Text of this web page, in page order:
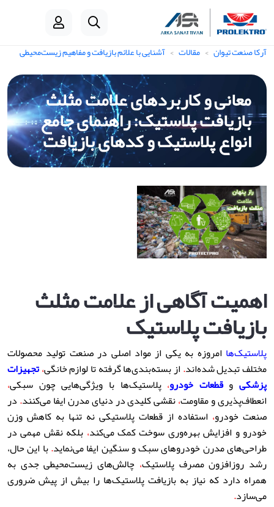
آرکا صنعت تیوان مقالات آشنایی با علائم بازیافت و مفاهیم زیست‌محیطی
معانی و کاربردهای علامت مثلث
بازیافت پلاستیک: راهنمای جامع
انواع پلاستیک و کدهای بازیافت
اهمیت آگاهی از علامت مثلث
بازیافت پلاستیک
پلاستیک‌ها امروزه به یکی از مواد اصلی در صنعت تولید محصولات
مختلف تبدیل شده‌اند.از بسته‌بندی‌ها گرفته تا لوازم خانگی،تجهیزات
پزشکی وقطعات خودرو، پلاستیک‌ها با ویژگی‌هایی چون سبکی،
انعطاف‌پذیری و مقاومت،نقشی کلیدی در دنیای مدرن ایفا می‌کنند.در
صنعت خودرو، استفاده از قطعات پلاستیکی نه تنها به کاهش وزن
خودرو و افزایش بهره‌وری سوخت کمک می‌کند، بلکه نقش مهمی در
طراحی‌های مدرن خودروهای سبک و سنگین ایفا می‌نماید.با این حال،
رشد روزافزون مصرف پلاستیک، چالش‌های زیست‌محیطی جدی به
همراه دارد که نیاز به بازیافت پلاستیک‌ها را بیش از پیش ضروری
می‌سازد.